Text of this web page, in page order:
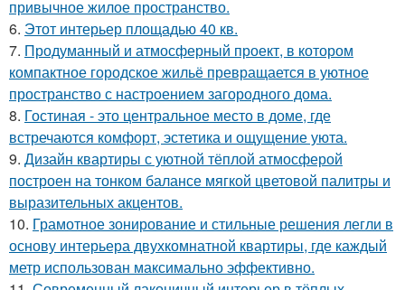
привычное жилое пространство.
6. Этот интерьер площадью 40 кв.
7. Продуманный и атмосферный проект, в котором
компактное городское жильё превращается в уютное
пространство с настроением загородного дома.
8. Гостиная - это центральное место в доме, где
встречаются комфорт, эстетика и ощущение уюта.
9. Дизайн квартиры с уютной тёплой атмосферой
построен на тонком балансе мягкой цветовой палитры и
выразительных акцентов.
10. Грамотное зонирование и стильные решения легли в
основу интерьера двухкомнатной квартиры, где каждый
метр использован максимально эффективно.